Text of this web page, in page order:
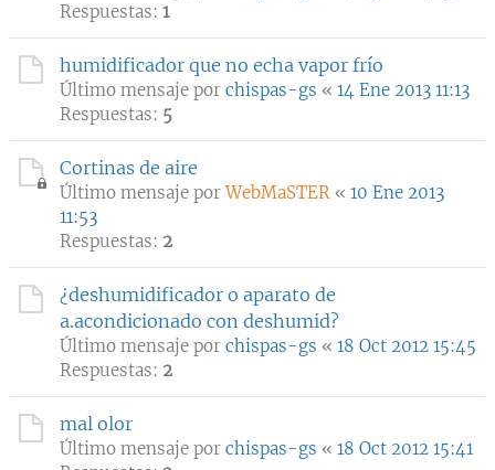
Respuestas: 1
humidificador que no echa vapor frío
Último mensaje por chispas-gs « 14 Ene 2013 11:13
Respuestas: 5
Cortinas de aire
Último mensaje porWebMaSTER « 10 Ene 2013
11:53
Respuestas: 2
¿deshumidificador o aparato de
a.acondicionado con deshumid?
Último mensaje por chispas-gs « 18 Oct 2012 15:45
Respuestas: 2
mal olor
Último mensaje por chispas-gs « 18 Oct 2012 15:41